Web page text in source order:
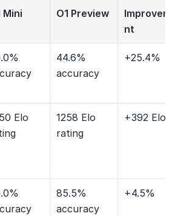
Mini O1 Preview
nt
44.6%
accuracy
+25.4%
Elo
1258 Elo
rating
+392 Elo
85.5%
accuracy
+4.5%